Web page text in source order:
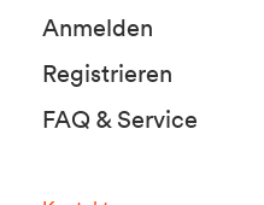
Anmelden
Registrieren
FAQ & Service